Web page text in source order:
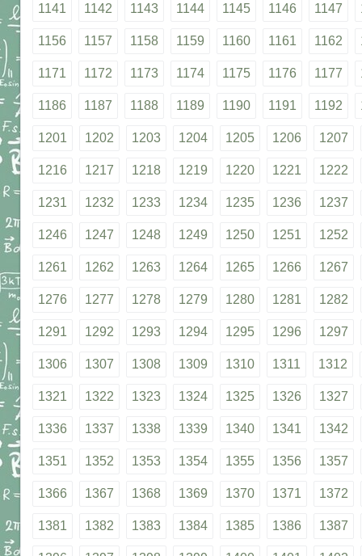
1141 1142 1143 1144 1145 1146 1147
1156 1157 1158 1159 1160 1161 1162
1171 1172 1173 1174 1175 1176 1177
1186 1187 1188 1189 1190 1191 1192
1201 1202 1203 1204 1205 1206 1207
1216 1217 1218 1219 1220 1221 1222
1231 1232 1233 1234 1235 1236 1237
1246 1247 1248 1249 1250 1251 1252
1261 1262 1263 1264 1265 1266 1267
1276 1277 1278 1279 1280 1281 1282
1291 1292 1293 1294 1295 1296 1297
1306 1307 1308 1309 1310 1311 1312
1321 1322 1323 1324 1325 1326 1327
1336 1337 1338 1339 1340 1341 1342
1351 1352 1353 1354 1355 1356 1357
1366 1367 1368 1369 1370 1371 1372
1381 1382 1383 1384 1385 1386 1387